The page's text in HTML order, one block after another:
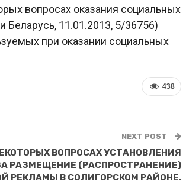
вопросах оказания социальных
Беларусь, 11.01.2013, 5/36756)
при оказании социальных
438
NEXT POST
ВОПРОСАХ УСТАНОВЛЕНИЯ
РАЗМЕЩЕНИЕ (РАСПРОСТРАНЕНИЕ)
РЕКЛАМЫ В СОЛИГОРСКОМ РАЙОНЕ.